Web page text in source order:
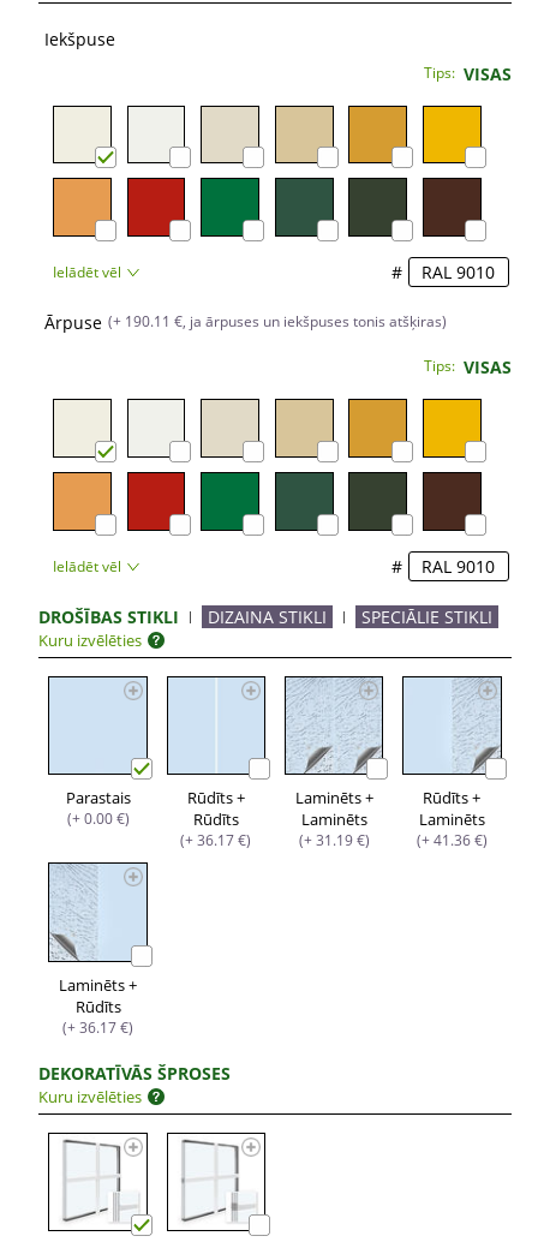
Iekšpuse
Tips: VISAS
Ielādēt vēl #
Ārpuse (+ 190.11 €, ja ārpuses un iekšpuses tonis atšķiras)
Tips: VISAS
Ielādēt vēl #
DROŠĪBAS STIKLI DIZAINA STIKLI SPECIĀLIE STIKLI
Kuru izvēlēties
Parastais
(+ 0.00 €)
Rūdīts +
Rūdīts
(+ 36.17 €)
Laminēts +
Laminēts
(+ 31.19 €)
Rūdīts +
Laminēts
(+ 41.36 €)
Laminēts +
Rūdīts
(+ 36.17 €)
DEKORATĪVĀS ŠPROSES
Kuru izvēlēties